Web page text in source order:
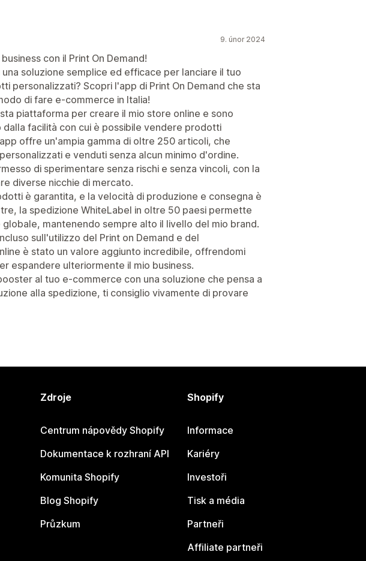
9. únor 2024
con il Print On Demand!
una soluzione semplice ed efficace per lanciare il tuo
personalizzati? Scopri l'app di Print On Demand che sta
di fare e-commerce in Italia!
piattaforma per creare il mio store online e sono
dalla facilità con cui è possibile vendere prodotti
offre un'ampia gamma di oltre 250 articoli, che
e venduti senza alcun minimo d'ordine.
di sperimentare senza rischi e senza vincoli, con la
diverse nicchie di mercato.
è garantita, e la velocità di produzione e consegna è
la spedizione WhiteLabel in oltre 50 paesi permette
globale, mantenendo sempre alto il livello del mio brand.
sull'utilizzo del Print on Demand e del
è stato un valore aggiunto incredibile, offrendomi
espandere ulteriormente il mio business.
al tuo e-commerce con una soluzione che pensa a
alla spedizione, ti consiglio vivamente di provare
Zdroje
Centrum nápovědy Shopify
Dokumentace k rozhraní API
Komunita Shopify
Blog Shopify
Průzkum
Shopify
Informace
Kariéry
Investoři
Tisk a média
Partneři
Affiliate partneři